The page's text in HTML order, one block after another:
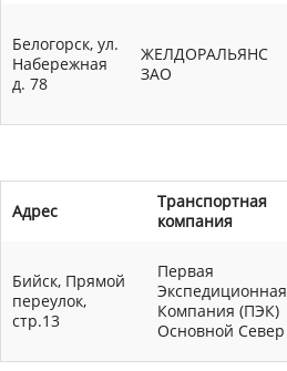
Белогорск, ул.
Набережная
д. 78
ЖЕЛДОРАЛЬЯНС
ЗАО
Адрес
Транспортная
компания
Бийск, Прямой
переулок,
стр.13
Первая
Экспедиционная
Компания (ПЭК)
Основной Север